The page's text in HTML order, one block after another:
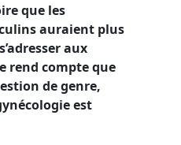
que les
auraient plus
aux
rend compte que
de genre,
est